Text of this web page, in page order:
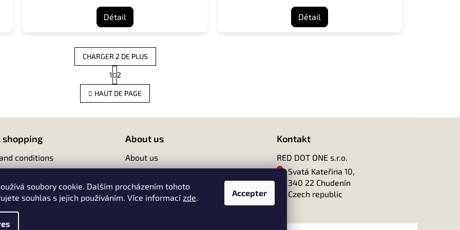
soubory cookie. Dalším procházením tohoto
souhlas s jejich používáním. Více informacízde. Accepter
Détail Détail
C
o
n
r
e
l
i
CHARGER 2 DE PLUS
P
a
g
i
n
1 2
HAUT DE PAGE
shopping
conditions
About us
About us
Contact
Kontakt
RED DOT ONE s.r.o.
Svatá Kateřina 10,
340 22 Chudenín
Czech republic